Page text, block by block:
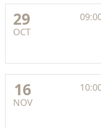
29
OCT
16
NOV